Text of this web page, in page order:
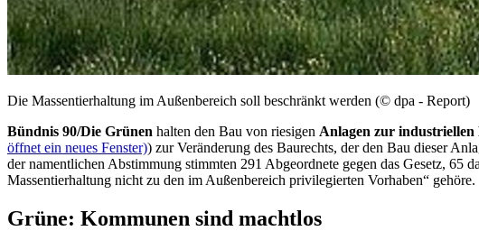
Die Massentierhaltung im Außenbereich soll beschränkt werden (© dpa - Report)
Bündnis 90/Die Grünen halten den Bau von riesigen Anlagen zur industriellen
öffnet ein neues Fenster)) zur Veränderung des Baurechts, der den Bau dieser
der namentlichen Abstimmung stimmten 291 Abgeordnete gegen das Gesetz, 65
Massentierhaltung nicht zu den im Außenbereich privilegierten Vorhaben“ gehöre.
Grüne: Kommunen sind machtlos